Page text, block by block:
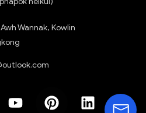
Wannak, Kowlin